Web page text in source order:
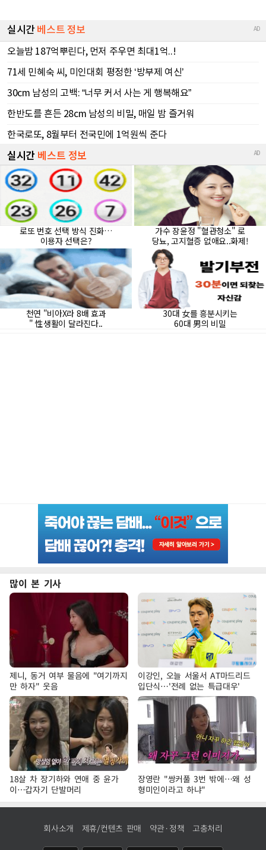
많이 본 기사
제니, 동거 여부 물음에 "여기까지
만 하자" 웃음
이강인, 오늘 서울서 AT마드리드
입단식…'전례 없는 특급대우'
18살 차 장기하와 연애 중 윤가
이…갑자기 단발머리
장영란 "쌍커풀 3번 밖에…왜 성
형미인이라고 하냐"
회사소개 제휴/컨텐츠 판매 약관·정책 고충처리